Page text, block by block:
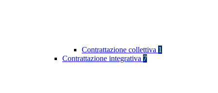
Contrattazione collettiva 1
Contrattazione integrativa 7